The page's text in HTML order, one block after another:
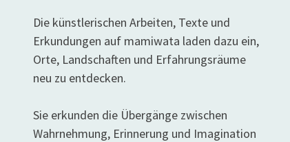
Die künstlerischen Arbeiten, Texte und
Erkundungen auf mamiwata laden dazu ein,
Orte, Landschaften und Erfahrungsräume
neu zu entdecken.
Sie erkunden die Übergänge zwischen
Wahrnehmung, Erinnerung und Imagination